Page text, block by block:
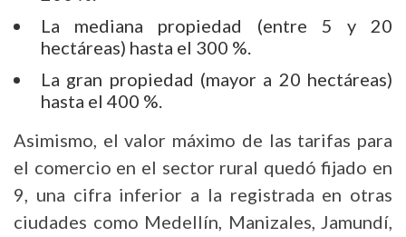
La mediana propiedad (entre 5 y 20
hectáreas) hasta el 300 %.
La gran propiedad (mayor a 20 hectáreas)
hasta el 400 %.
Asimismo, el valor máximo de las tarifas para
el comercio en el sector rural quedó fijado en
9, una cifra inferior a la registrada en otras
ciudades como Medellín, Manizales, Jamundí,